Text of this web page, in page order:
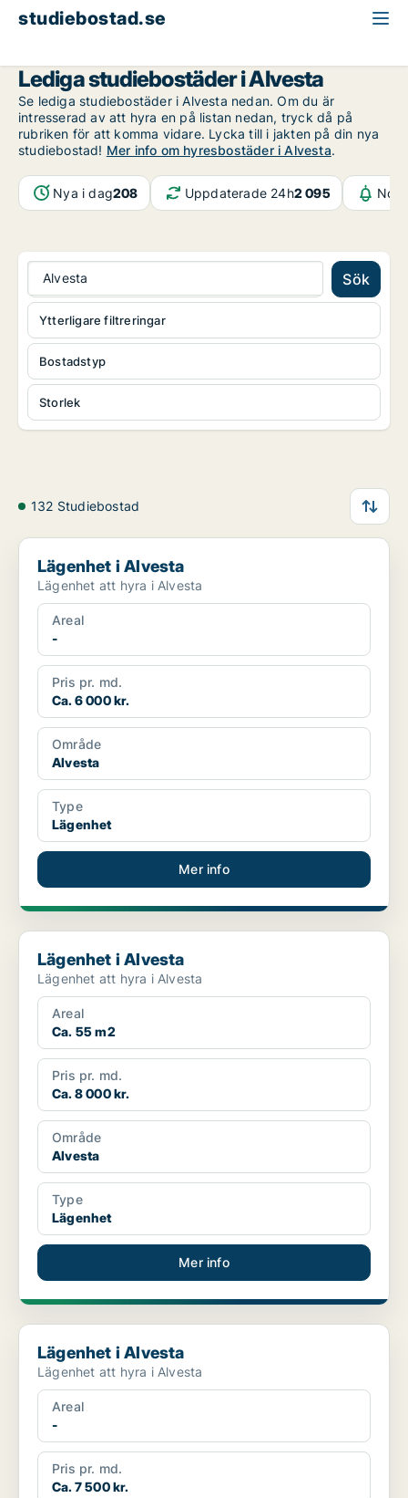
studiebostad.se
Lediga studiebostäder i Alvesta
Se lediga studiebostäder i Alvesta nedan. Om du är
intresserad av att hyra en på listan nedan, tryck då på
rubriken för att komma vidare. Lycka till i jakten på din nya
studiebostad! Mer info om hyresbostäder i Alvesta.
Nya i dag208 Uppdaterade 24h2 095
Alvesta Sök
Bostadstyp
Storlek
Ytterligare filtreringar
132 Studiebostad
Lägenhet i Alvesta
Lägenhet i Alvesta
Lägenhet att hyra i Alvesta
Areal
-
Pris pr. md.
Ca. 6 000 kr.
Område
Alvesta
Type
Lägenhet
Mer info
Lägenhet i Alvesta
Lägenhet i Alvesta
Lägenhet att hyra i Alvesta
Areal
Ca. 55 m2
Pris pr. md.
Ca. 8 000 kr.
Område
Alvesta
Type
Lägenhet
Mer info
Lägenhet i Alvesta
Lägenhet i Alvesta
Lägenhet att hyra i Alvesta
Areal
-
Pris pr. md.
Ca. 7 500 kr.